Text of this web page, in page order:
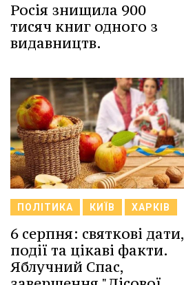
Росія знищила 900
тисяч книг одного з
видавництв.
ПОЛІТИКА КИЇВ ХАРКІВ
6 серпня: святкові дати,
події та цікаві факти.
Яблучний Спас,